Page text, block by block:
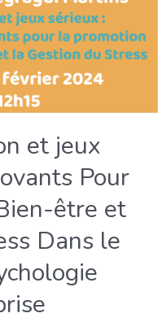
et jeux
Pour
être et
Dans le